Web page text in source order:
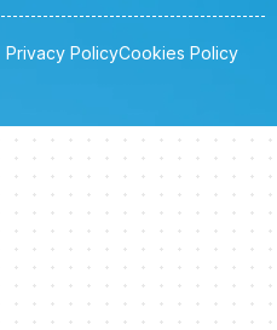
Privacy PolicyCookies Policy